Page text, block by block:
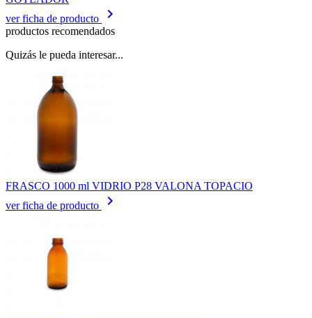
ver ficha de producto
keyboard_arrow_right
productos recomendados
Quizás le pueda interesar...
FRASCO 1000 ml VIDRIO P28 VALONA TOPACIO
ver ficha de producto
keyboard_arrow_right